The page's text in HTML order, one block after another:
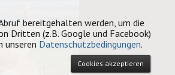
bereitgehalten werden, um die
Dritten (z.B. Google und Facebook)
unseren Datenschutzbedingungen.
Cookies akzeptieren